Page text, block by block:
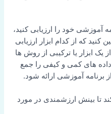
را ارزیابی کنید،
کدام ابزار ارزیابی
ترکیبی از روش ها
و کیفی را جمع
ارائه شود.
در مورد